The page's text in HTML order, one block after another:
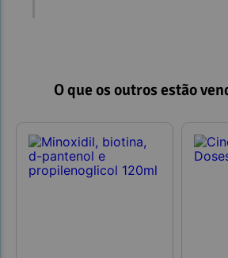
O que os outros estão